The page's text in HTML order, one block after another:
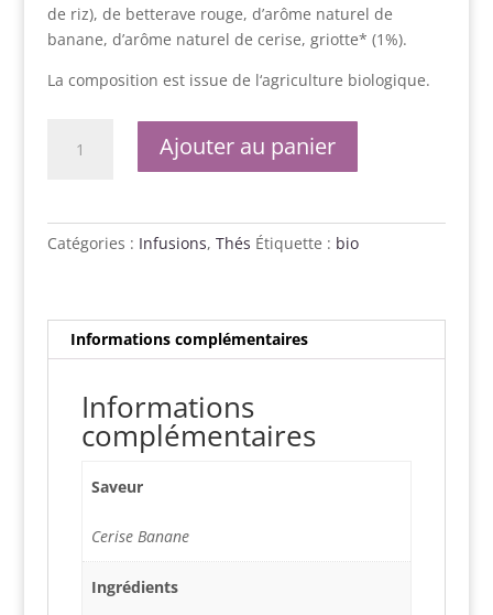
de riz), de betterave rouge, d’arôme naturel de
banane, d’arôme naturel de cerise, griotte* (1%).
La composition est issue de l‘agriculture biologique.
Ajouter au panier
Catégories : Infusions, Thés Étiquette : bio
Informations complémentaires
Informations
complémentaires
Saveur
Cerise Banane
Ingrédients